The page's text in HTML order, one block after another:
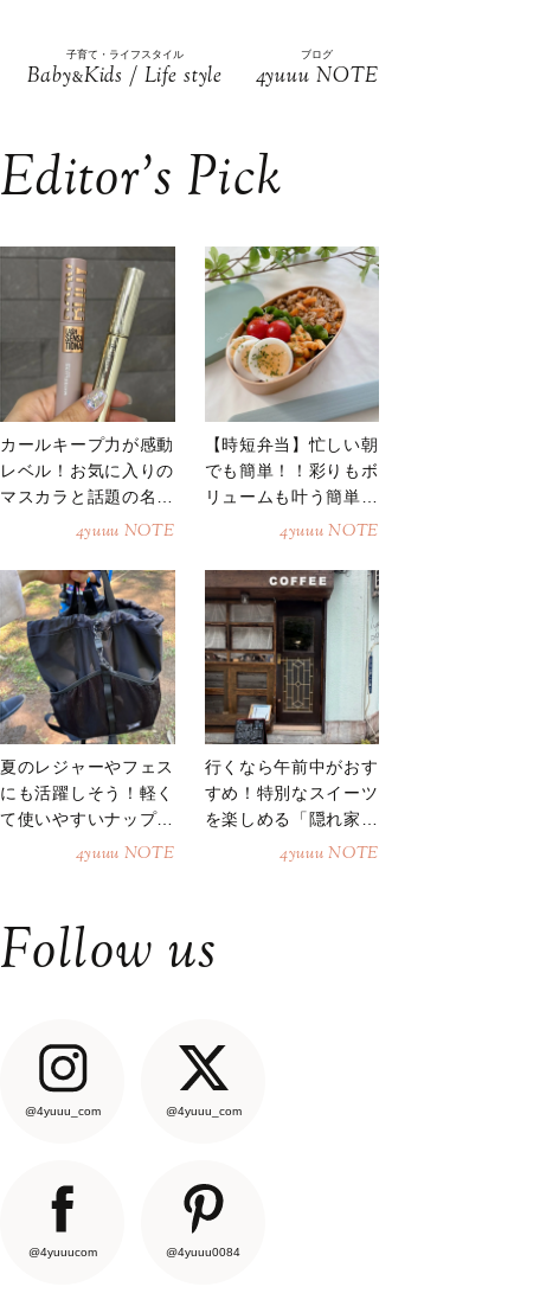
子育て・ライフスタイル
Baby&Kids / Life style
ブログ
4yuuu NOTE
Editor’s Pick
カールキープ力が感動
レベル！お気に入りの
マスカラと話題の名品
4yuuu NOTE
【時短弁当】忙しい朝
でも簡単！！彩りもボ
リュームも叶う簡単そ
4yuuu NOTE
夏のレジャーやフェス
にも活躍しそう！軽く
て使いやすいナップサ
4yuuu NOTE
行くなら午前中がおす
すめ！特別なスイーツ
を楽しめる「隠れ家カ
4yuuu NOTE
Follow us
@4yuuu_com @4yuuu_com
@4yuuucom @4yuuu0084